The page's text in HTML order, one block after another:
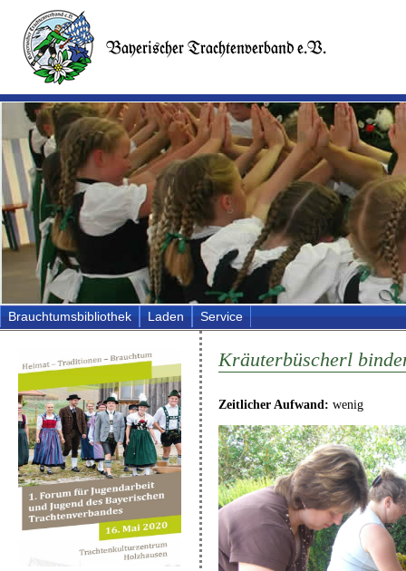
Brauchtumsbibliothek Laden Service
Kräuterbüscherl
Zeitlicher Aufwand: wenig